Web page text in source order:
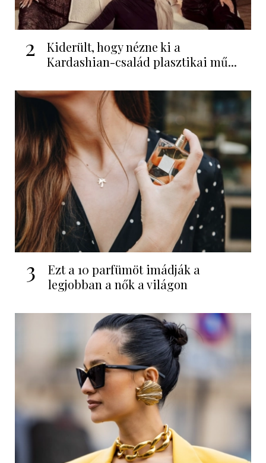
2
Kiderült, hogy nézne ki a
Kardashian-család plasztikai mű...
3
Ezt a 10 parfümöt imádják a
legjobban a nők a világon